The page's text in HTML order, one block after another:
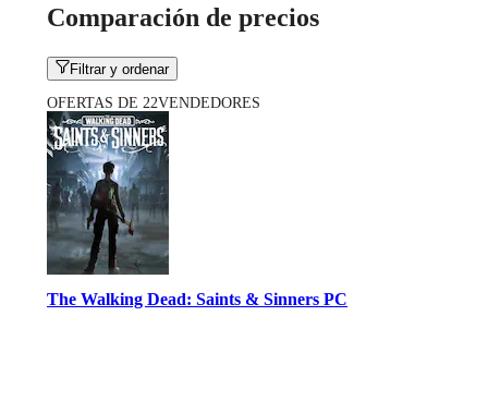
Comparación de precios
Filtrar y ordenar
OFERTAS DE 22VENDEDORES
The Walking Dead: Saints & Sinners PC